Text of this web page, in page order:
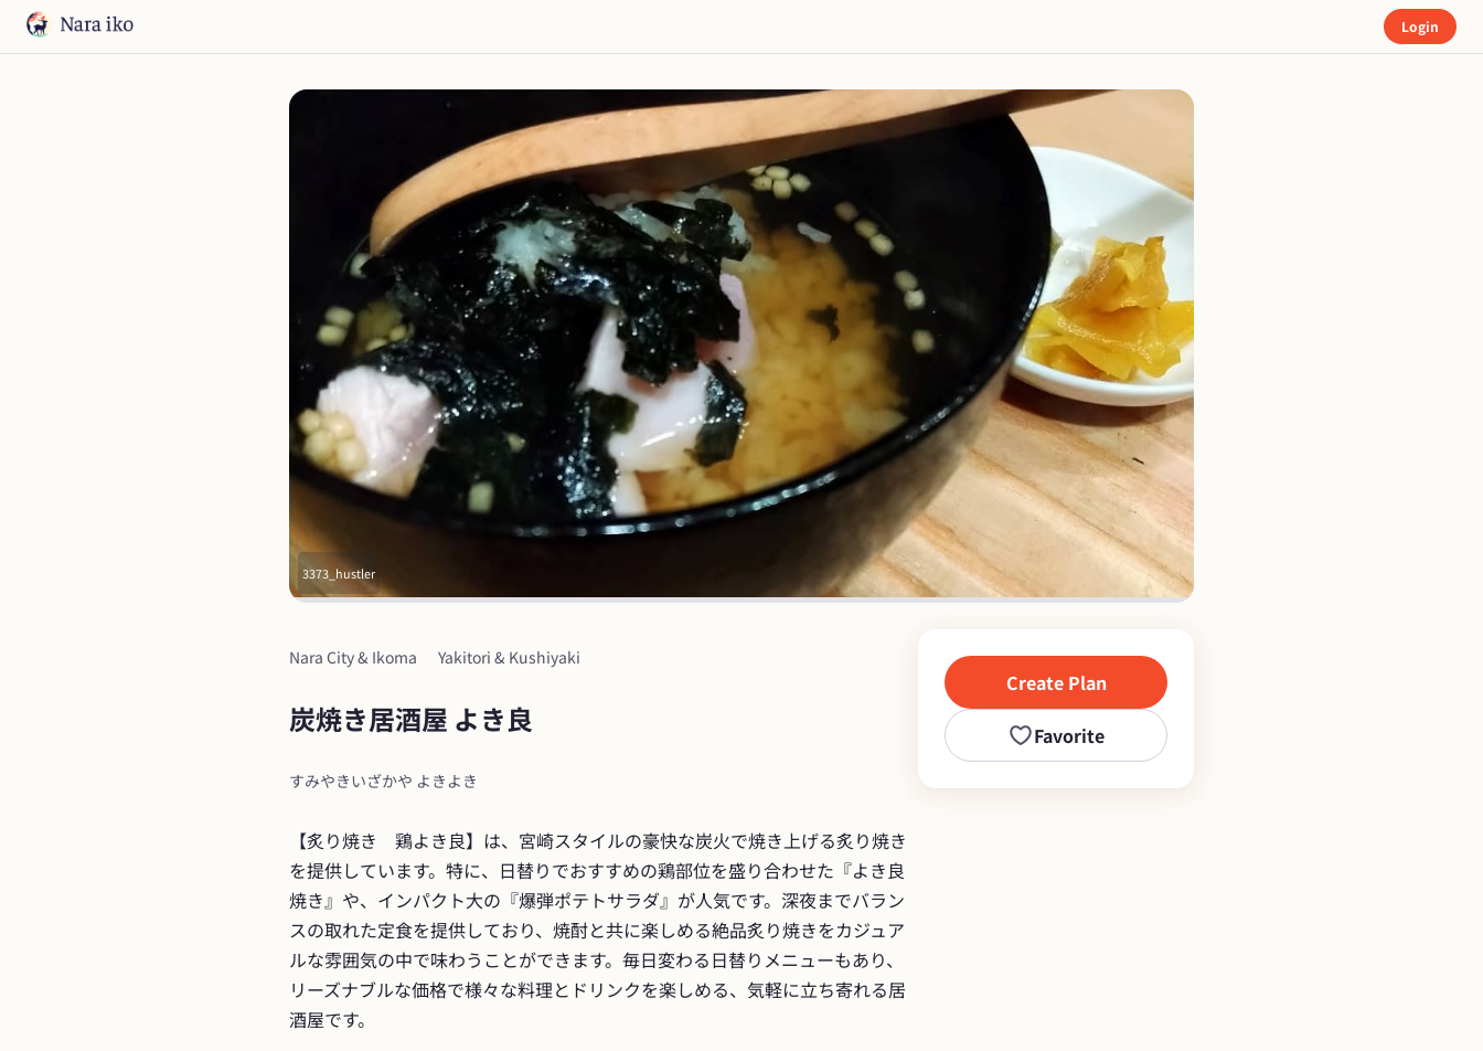
Login
3373_hustler
Nara City & Ikoma Yakitori & Kushiyaki
炭焼き居酒屋 よき良
すみやきいざかや よきよき
【炙り焼き　鶏よき良】は、宮崎スタイルの豪快な炭火で焼き上げる炙り焼き
を提供しています。特に、日替りでおすすめの鶏部位を盛り合わせた『よき良
焼き』や、インパクト大の『爆弾ポテトサラダ』が人気です。深夜までバラン
スの取れた定食を提供しており、焼酎と共に楽しめる絶品炙り焼きをカジュア
ルな雰囲気の中で味わうことができます。毎日変わる日替りメニューもあり、
リーズナブルな価格で様々な料理とドリンクを楽しめる、気軽に立ち寄れる居
酒屋です。
Create Plan
Favorite